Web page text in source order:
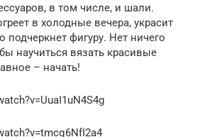
в том числе, и шали.
в холодные вечера, украсит
подчеркнет фигуру. Нет ничего
научиться вязать красивые
– начать!